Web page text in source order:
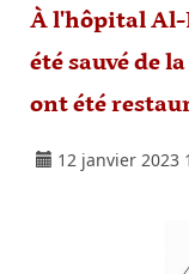
À l'hôpital Al-
été sauvé de
ont été
12 janvier 2023